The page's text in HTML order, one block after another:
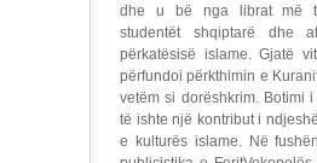
dhe u bë nga librat më
studentët shqiptarë dhe
përkatësisë islame. Gjatë
përfundoi përkthimin e
vetëm si dorëshkrim. Botimi
të ishte një kontribut i
e kulturës islame. Në